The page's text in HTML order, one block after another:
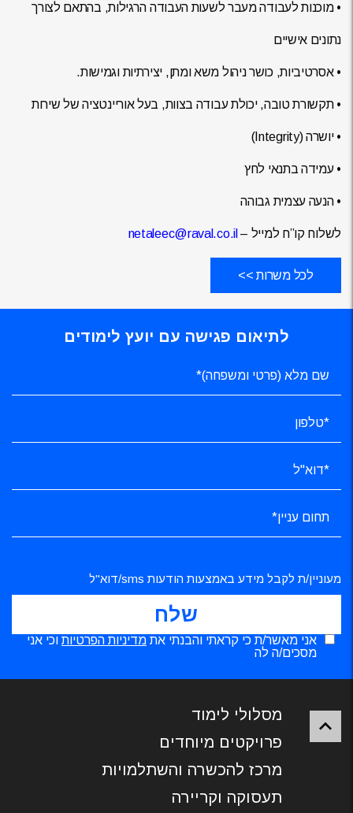
• מוכנות לעבודה מעבר לשעות העבודה הרגילות, בהתאם לצורך
נתונים אישיים
• אסרטיביות, כושר ניהול משא ומתן, יצירתיות וגמישות.
• תקשורת טובה, יכולת עבודה בצוות, בעל אוריינטציה של שירות
• יושרה (Integrity)
• עמידה בתנאי לחץ
• הנעה עצמית גבוהה
לשלוח קו”ח למייל – netaleec@raval.co.il
לכל משרות >>
לתיאום פגישה עם יועץ לימודים
מעוניין/ת לקבל מידע באמצעות הודעות sms/דוא"ל
אני מאשר/ת כי קראתי והבנתי את מדיניות הפרטיות וכי אני
מסכים/ה לה
מסלולי לימוד
פרויקטים מיוחדים
מרכז להכשרה והשתלמויות
תעסוקה וקריירה